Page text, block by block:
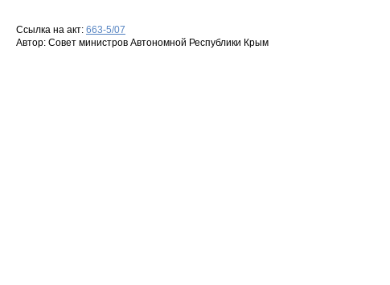
Ссылка на акт: 663-5/07
Автор: Совет министpов Автономной Республики Кpым